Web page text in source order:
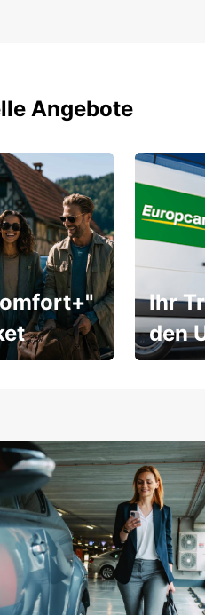
Angebote
Ihr
den